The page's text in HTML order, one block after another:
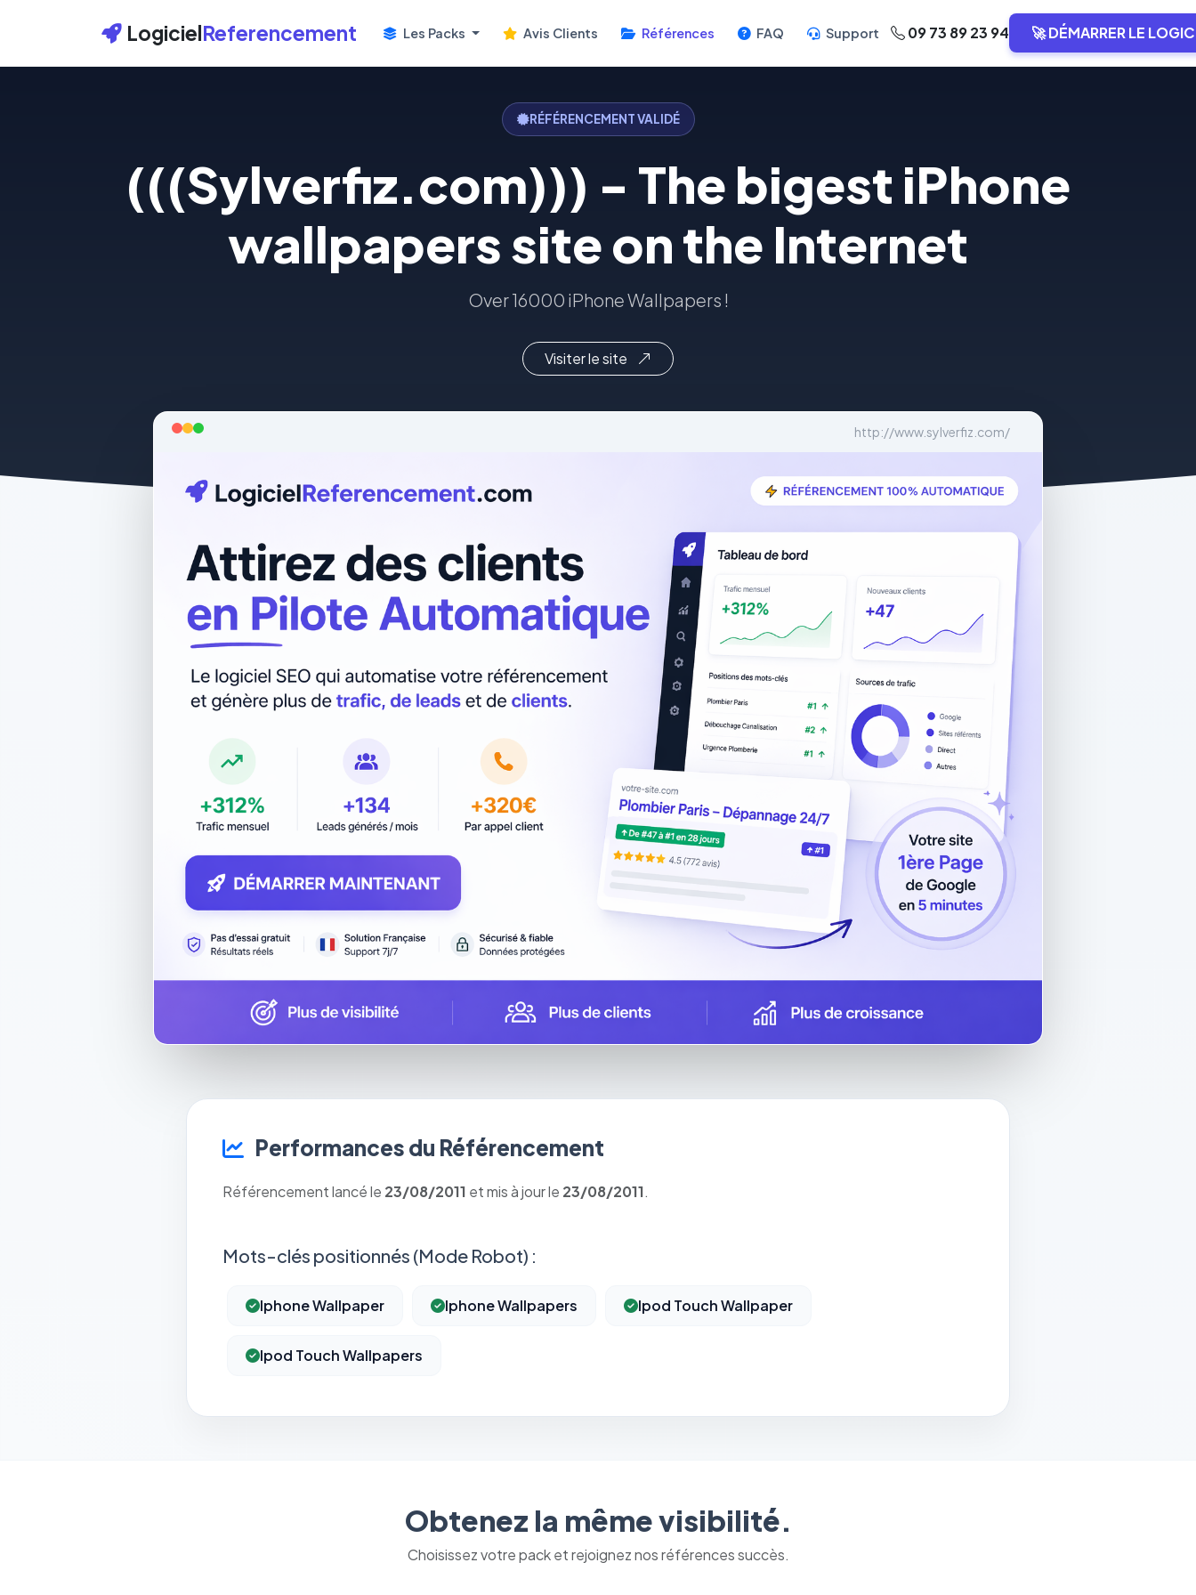
LogicielReferencement Les Packs Avis Clients Références FAQ Support 09 73 89 23 94 🚀 DÉMARRER LE
RÉFÉRENCEMENT VALIDÉ
(((Sylverfiz.com))) - The bigest iPhone
wallpapers site on the Internet
Over 16000 iPhone Wallpapers !
Visiter le site
http://www.sylverfiz.com/
Performances du Référencement
Référencement lancé le 23/08/2011 et mis à jour le 23/08/2011.
Mots-clés positionnés (Mode Robot) :
Iphone Wallpaper Iphone Wallpapers Ipod Touch Wallpaper
Ipod Touch Wallpapers
Obtenez la même visibilité.
Choisissez votre pack et rejoignez nos références succès.
Cookies essentiels TOUJOURS ACTIF
Nécessaires au fonctionnement du site : session, sécurité,
pas être désactivés.